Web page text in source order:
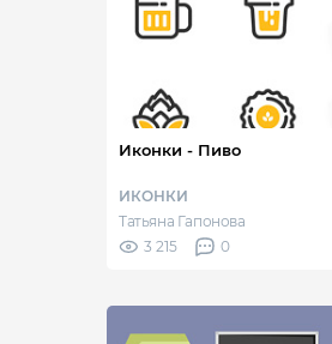
Иконки - Пиво
ИКОНКИ
Татьяна Гапонова
3 215
0